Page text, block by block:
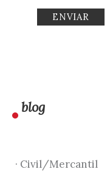
blog
· Civil/Mercantil